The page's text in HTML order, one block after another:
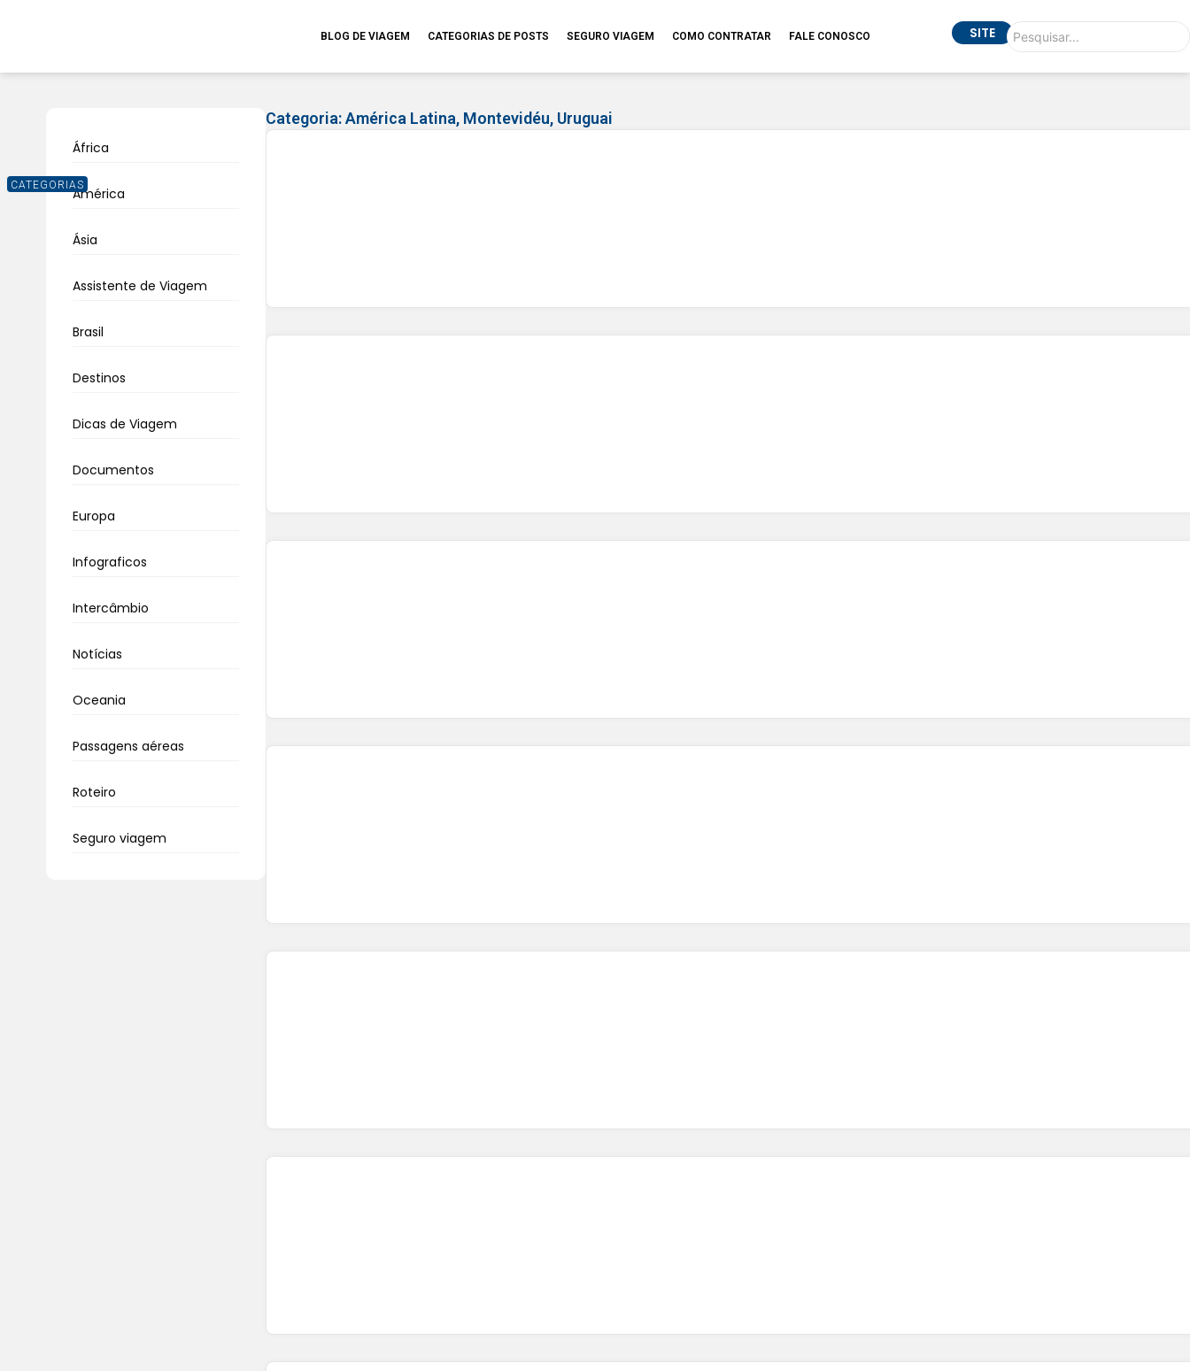
BLOG DE VIAGEM CATEGORIAS DE POSTS SEGURO VIAGEM COMO CONTRATAR FALE CONOSCO SITE
CATEGORIAS
África
América
Ásia
Assistente de Viagem
Brasil
Destinos
Dicas de Viagem
Documentos
Europa
Infograficos
Intercâmbio
Notícias
Oceania
Passagens aéreas
Roteiro
Seguro viagem
Categoria:América Latina, Montevidéu, Uruguai